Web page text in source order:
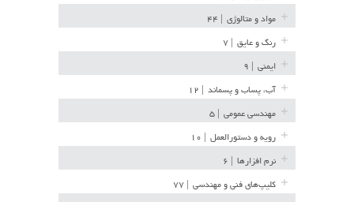
مواد و متالوژی
رنگ و عایق
ایمنی
آب، پساب و پسماند
مهندسی عمومی
رویه و دستورالعمل
نرم افزارها
کلیپ‌های فنی و مهندسی